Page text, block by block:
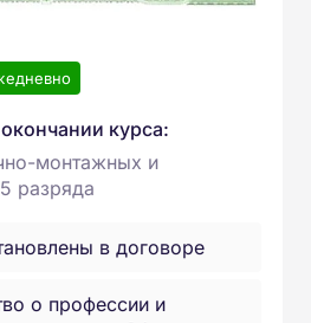
курса:
монтажных и
разряда
в договоре
о профессии и